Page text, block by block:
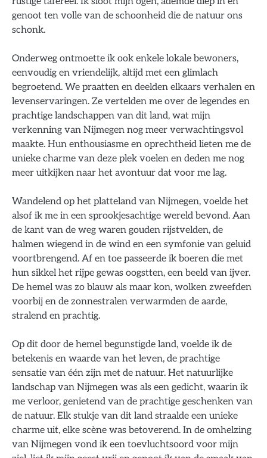
genoot ten volle van de schoonheid die de natuur ons
schonk.
Onderweg ontmoette ik ook enkele lokale bewoners,
eenvoudig en vriendelijk, altijd met een glimlach
begroetend. We praatten en deelden elkaars verhalen en
levenservaringen. Ze vertelden me over de legendes en
prachtige landschappen van dit land, wat mijn
verkenning van Nijmegen nog meer verwachtingsvol
maakte. Hun enthousiasme en oprechtheid lieten me de
unieke charme van deze plek voelen en deden me nog
meer uitkijken naar het avontuur dat voor me lag.
Wandelend op het platteland van Nijmegen, voelde het
alsof ik me in een sprookjesachtige wereld bevond. Aan
de kant van de weg waren gouden rijstvelden, de
halmen wiegend in de wind en een symfonie van geluid
voortbrengend. Af en toe passeerde ik boeren die met
hun sikkel het rijpe gewas oogstten, een beeld van ijver.
De hemel was zo blauw als maar kon, wolken zweefden
voorbij en de zonnestralen verwarmden de aarde,
stralend en prachtig.
Op dit door de hemel begunstigde land, voelde ik de
betekenis en waarde van het leven, de prachtige
sensatie van één zijn met de natuur. Het natuurlijke
landschap van Nijmegen was als een gedicht, waarin ik
me verloor, genietend van de prachtige geschenken van
de natuur. Elk stukje van dit land straalde een unieke
charme uit, elke scène was betoverend. In de omhelzing
van Nijmegen vond ik een toevluchtsoord voor mijn